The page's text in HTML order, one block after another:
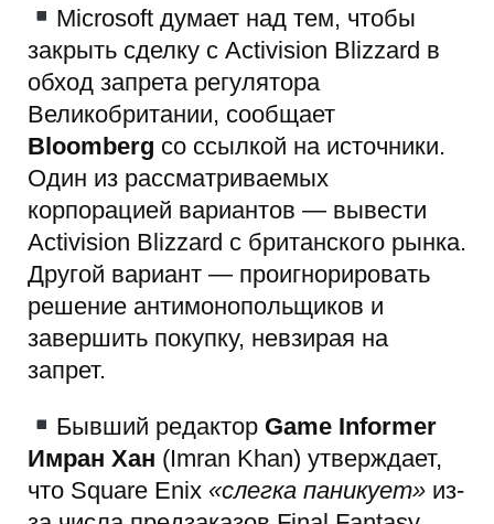
Microsoft думает над тем, чтобы
закрыть сделку с Activision Blizzard в
обход запрета регулятора
Великобритании, сообщает
Bloomberg со ссылкой на источники.
Один из рассматриваемых
корпорацией вариантов — вывести
Activision Blizzard с британского рынка.
Другой вариант — проигнорировать
решение антимонопольщиков и
завершить покупку, невзирая на
запрет.
Бывший редактор Game Informer
Имран Хан (Imran Khan) утверждает,
что Square Enix «слегка паникует» из-